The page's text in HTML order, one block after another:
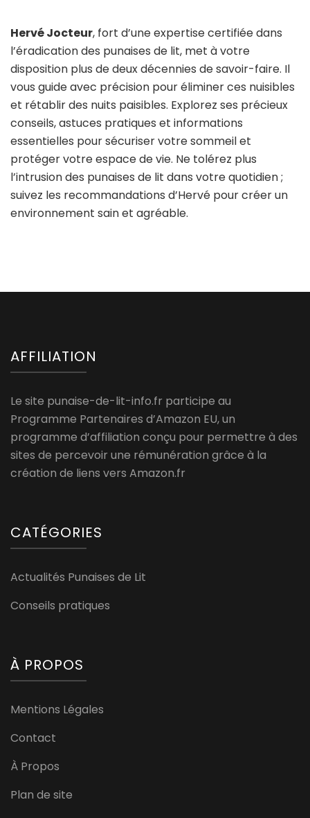
Hervé Jocteur, fort d’une expertise certifiée dans
l’éradication des punaises de lit, met à votre
disposition plus de deux décennies de savoir-faire. Il
vous guide avec précision pour éliminer ces nuisibles
et rétablir des nuits paisibles. Explorez ses précieux
conseils, astuces pratiques et informations
essentielles pour sécuriser votre sommeil et
protéger votre espace de vie. Ne tolérez plus
l’intrusion des punaises de lit dans votre quotidien ;
suivez les recommandations d’Hervé pour créer un
environnement sain et agréable.
AFFILIATION
Le site punaise-de-lit-info.fr participe au
Programme Partenaires d’Amazon EU, un
programme d’affiliation conçu pour permettre à des
sites de percevoir une rémunération grâce à la
création de liens vers Amazon.fr
CATÉGORIES
Actualités Punaises de Lit
Conseils pratiques
À PROPOS
Mentions Légales
Contact
À Propos
Plan de site